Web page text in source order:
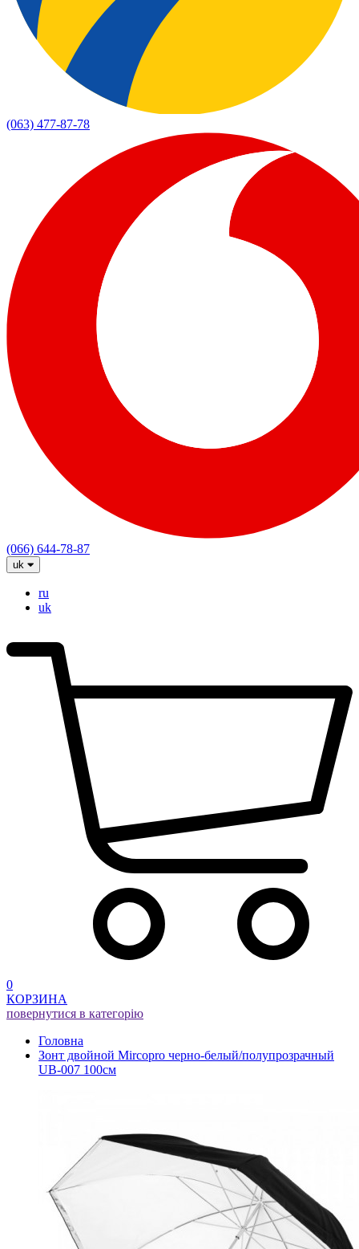
(063) 477-87-78
(066) 644-78-87
uk
ru
uk
0
КОРЗИНА
повернутися в категорію
Головна
Зонт двойной Mircopro черно-белый/полупрозрачный
UB-007 100см